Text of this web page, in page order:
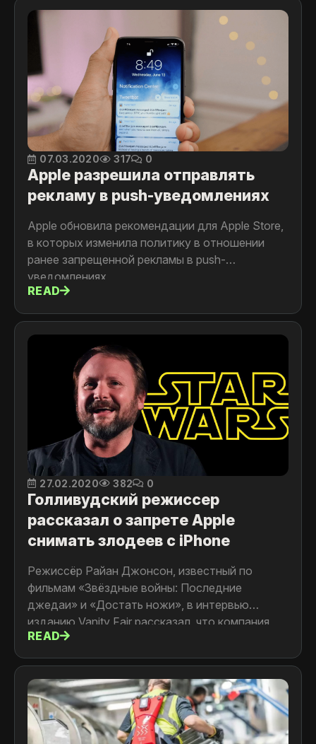
07.03.2020 317 0
Apple разрешила отправлять
рекламу в push-уведомлениях
Apple обновила рекомендации для Apple Store,
в которых изменила политику в отношении
ранее запрещенной рекламы в push-
уведомлениях
READ
27.02.2020 382 0
Голливудский режиссер
рассказал о запрете Apple
снимать злодеев с iPhone
Режиссёр Райан Джонсон, известный по
фильмам «Звёздные войны: Последние
джедаи» и «Достать ножи», в интервью
изданию Vanity Fair рассказал, что компания
Apple против появления её техники в руках
«плохих парней»
READ